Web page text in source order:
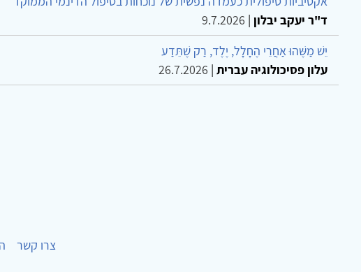
ד"ר יעקב יבלון |
9.7.2026
יֵשׁ מַשֶּׁהוּ אַחֲרֵי הֶחָלָל, יֶלֶד, רַק שֶׁתֵּדַע
עלון פסיכולוגיה עברית |
26.7.2026
צרו קשר